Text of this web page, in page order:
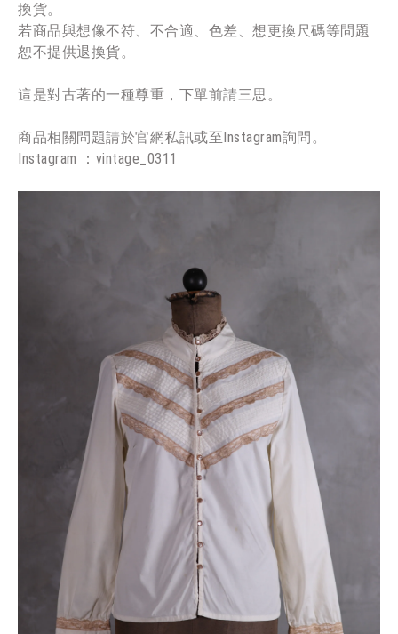
換貨。
若商品與想像不符、不合適、色差、想更換尺碼等問題
恕不提供退換貨。
這是對古著的一種尊重，下單前請三思。
商品相關問題請於官網私訊或至Instagram詢問。
Instagram ：vintage_0311